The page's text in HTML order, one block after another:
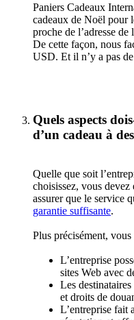
Paniers Cadeaux
cadeaux de Noël pour
proche de l’adresse
De cette façon, nous
USD. Et il n’y a pas
Quels aspects
d’un cadeau à
Quelle que soit
choisissez, vous
assurer que le service
garantie suffisante.
Plus précisément,
L’entreprise
sites Web avec
Les
et droits de
L’entreprise fait